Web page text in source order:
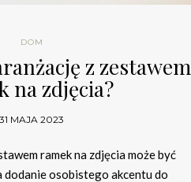
DOM
z zestawem
na zdjęcia?
31 MAJA 2023
ramek na zdjęcia może być
dodanie osobistego akcentu do